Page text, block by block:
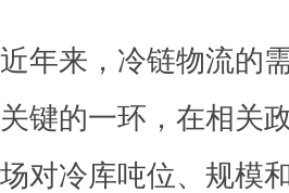
近年来，冷链物流的
关键的一环，在相关
场对冷库吨位、规模